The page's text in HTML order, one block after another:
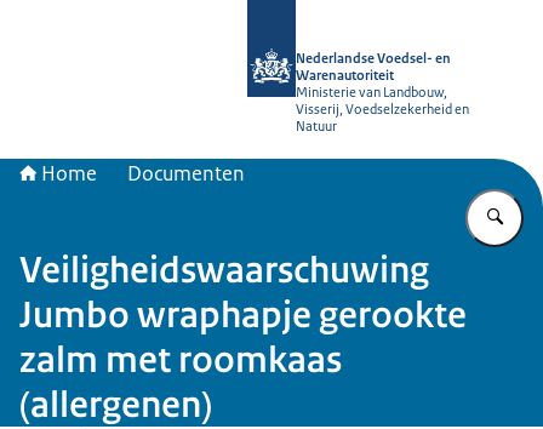
Nederlandse Voedsel- en
Warenautoriteit
Ministerie van Landbouw,
Visserij, Voedselzekerheid en
Natuur
Home Documenten
Veiligheidswaarschuwing
Jumbo wraphapje gerookte
zalm met roomkaas
(allergenen)